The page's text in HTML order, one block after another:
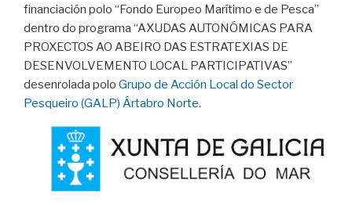
financiación polo “Fondo Europeo Marítimo e de Pesca”
dentro do programa “AXUDAS AUTONÓMICAS PARA
PROXECTOS AO ABEIRO DAS ESTRATEXIAS DE
DESENVOLVEMENTO LOCAL PARTICIPATIVAS”
desenrolada polo Grupo de Acción Local do Sector
Pesqueiro (GALP) Ártabro Norte.